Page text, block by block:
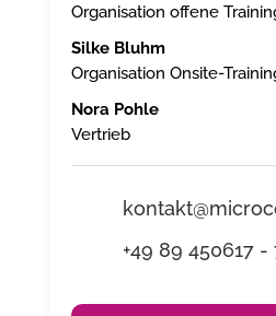
Organisation offene
Silke Bluhm
Organisation Onsite-
Nora Pohle
Vertrieb
+49 89 450617 -